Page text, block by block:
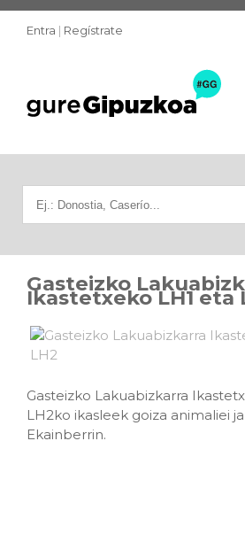
Entra | Regístrate
Gasteizko
Ikastetxeko LH1 eta
Gasteizko Lakuabizkarra
LH2ko ikasleek goiza animaliei
Ekainberrin.